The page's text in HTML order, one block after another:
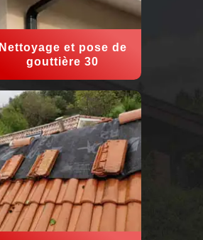
Nettoyage et pose de
gouttière 30